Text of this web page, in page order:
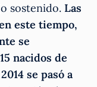
sostenido. Las
este tiempo,
se
nacidos de
se pasó a